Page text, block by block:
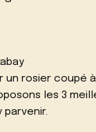
un rosier coupé
les 3
parvenir.